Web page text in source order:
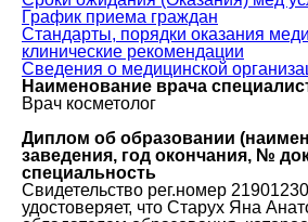
График приема граждан
Стандарты, порядки оказания
клинические рекомендации
Сведения о медицинской
Наименование врача
Врач косметолог
Диплом об образовании
заведения, год окончания, №
специальность
Свидетельство рег.номер
удостоверяет, что Старух Яна